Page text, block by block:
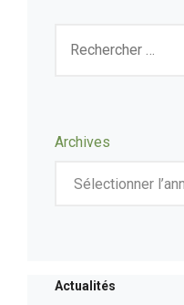
Archives
Actualités